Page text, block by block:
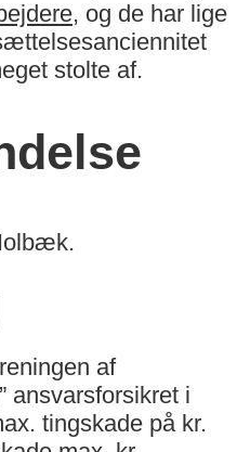
, og de har lige
stolte af.
af
ansvarsforsikret i
tingskade på kr.